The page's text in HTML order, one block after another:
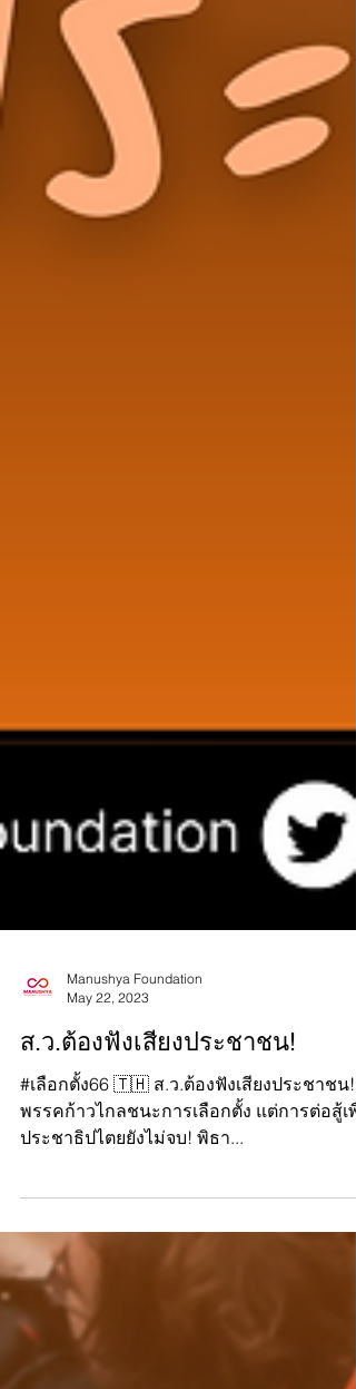
Manushya Foundation
May 22, 2023
ส.ว.ต้องฟังเสียงประชาชน!
พรรคก้าวไกลชนะการเลือกตั้ง แต่การต่อสู้เพื่
ประชาธิปไตยยังไม่จบ! พิธา...